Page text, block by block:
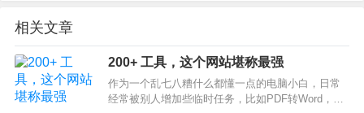
相关文章
200+ 工具，这个网站堪称最强
作为一个乱七八糟什么都懂一点的电脑小白，日常
经常被别人增加些临时任务，比如PDF转Word，提